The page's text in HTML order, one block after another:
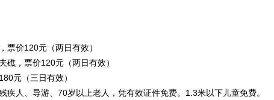
票价120元（两日有效）
礁，票价120元（两日有效）
元（三日有效）
疾人、导游、70岁以上老人，凭有效证件免费。1.3米以下儿童免费。